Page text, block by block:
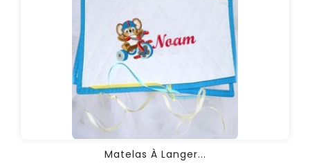
Matelas À Langer...